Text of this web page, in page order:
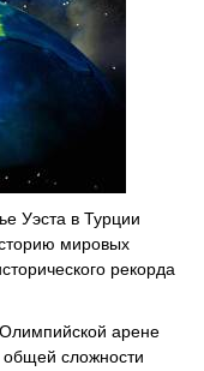
Уэста в Турции
мировых
рекорда
арене
сложности